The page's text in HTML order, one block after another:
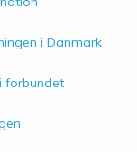
i Danmark
forbundet